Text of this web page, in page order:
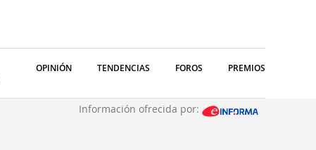
OPINIÓN TENDENCIAS FOROS PREMIOS
Información ofrecida por: